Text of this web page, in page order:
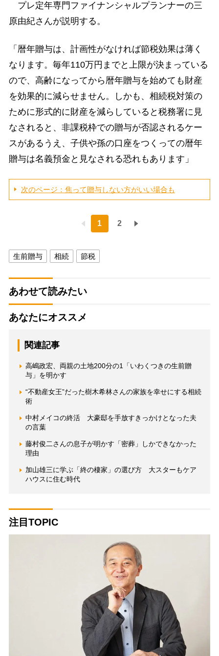
プレ定年専門ファイナンシャルプランナーの三
原由紀さんが説明する。
「暦年贈与は、計画性がなければ節税効果は薄く
なります。毎年110万円までと上限が決まっている
ので、高齢になってから暦年贈与を始めても財産
を効果的に減らせません。しかも、相続税対策の
ために形式的に財産を減らしていると税務署に見
なされると、非課税枠での贈与が否認されるケー
スがあるうえ、子供や孫の口座をつくっての暦年
贈与は名義預金と見なされる恐れもあります」
次のページ：焦って贈与しない方がいい場合も
1 2
生前贈与 相続 節税
あわせて読みたい
あなたにオススメ
関連記事
高嶋政宏、両親の土地200分の1「いわくつきの生前贈
与」を明かす
“不動産女王”だった樹木希林さんの家族を幸せにする相続
術
中村メイコの終活 大豪邸を手放すきっかけとなった夫
の言葉
藤村俊二さんの息子が明かす「密葬」しかできなかった
理由
加山雄三に学ぶ「終の棲家」の選び方 大スターもケア
ハウスに住む時代
注目TOPIC